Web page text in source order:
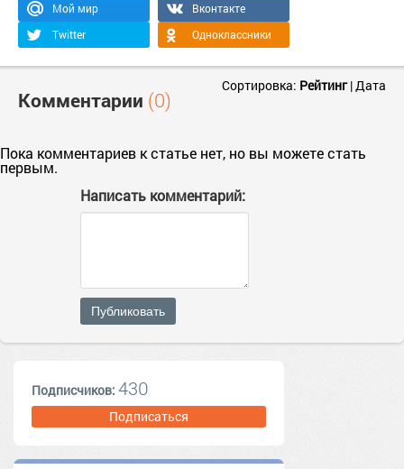
Мой мир
Вконтакте
Twitter
Одноклассники
Комментарии (0)
Сортировка: Рейтинг|Дата
Пока комментариев к статье нет, но вы можете стать
первым.
Написать комментарий:
Публиковать
Подписчиков: 430
Подписаться